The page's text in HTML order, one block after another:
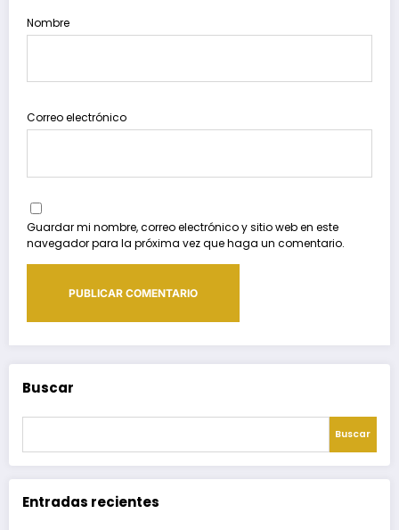
Nombre
Correo electrónico
Guardar mi nombre, correo electrónico y sitio web en este
navegador para la próxima vez que haga un comentario.
Buscar
Buscar
Entradas recientes